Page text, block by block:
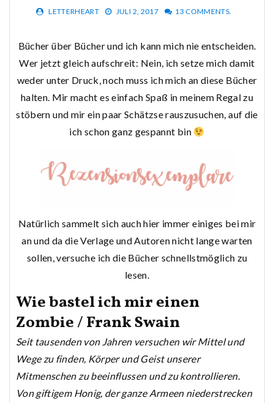
LETTERHEART JULI 2, 2017 13 COMMENTS.
Bücher über Bücher und ich kann mich nie entscheiden.
Wer jetzt gleich aufschreit: Nein, ich setze mich damit
weder unter Druck, noch muss ich mich an diese Bücher
halten. Mir macht es einfach Spaß in meinem Regal zu
stöbern und mir ein paar Schätzse rauszusuchen, auf die
ich schon ganz gespannt bin
Natürlich sammelt sich auch hier immer einiges bei mir
an und da die Verlage und Autoren nicht lange warten
sollen, versuche ich die Bücher schnellstmöglich zu
lesen.
Wie bastel ich mir einen
Zombie / Frank Swain
Seit tausenden von Jahren versuchen wir Mittel und
Wege zu finden, Körper und Geist unserer
Mitmenschen zu beeinflussen und zu kontrollieren.
Von giftigem Honig, der ganze Armeen niederstrecken